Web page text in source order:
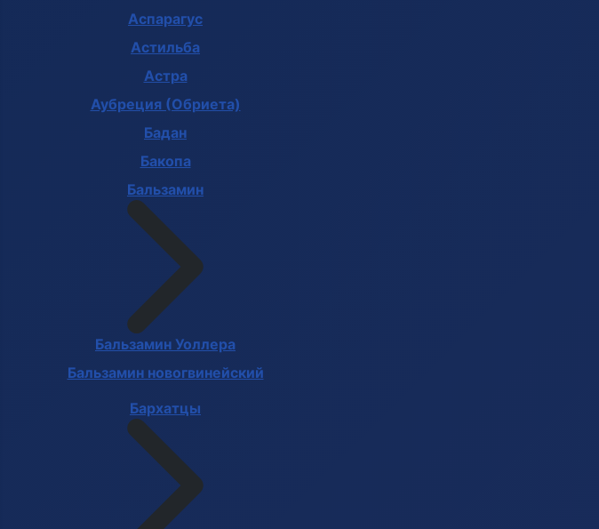
Аспарагус
Астильба
Астра
Аубреция (Обриета)
Бадан
Бакопа
Бальзамин
Бальзамин Уоллера
Бальзамин новогвинейский
Бархатцы